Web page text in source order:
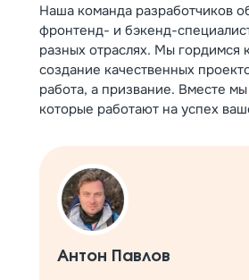
Наша команда разработчиков
фронтенд- и бэкенд-
разных отраслях. Мы гордимся
создание качественных
работа, а призвание. Вместе
которые работают на успех
Антон Павлов